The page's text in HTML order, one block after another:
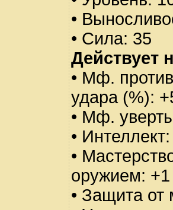
•
• Сила: 35
Действует
• Мф.
удара (%):
• Мф.
•
•
оружием: +1
• Защита от